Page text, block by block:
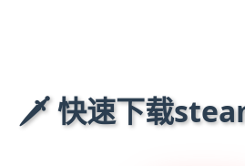
🗡️ 快速下载